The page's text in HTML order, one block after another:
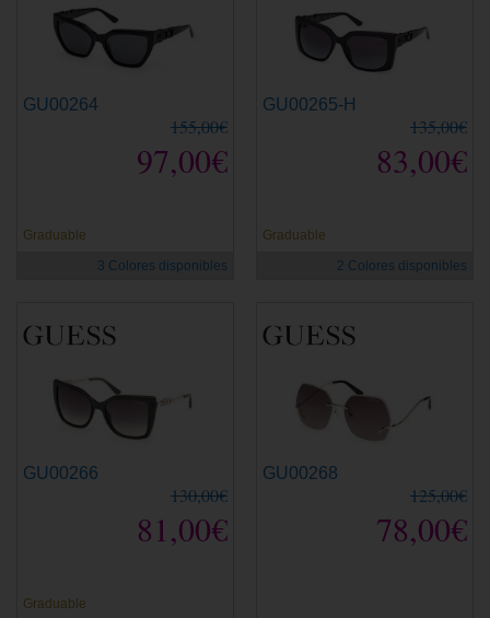
GU00264
155,00€
97,00€
Graduable
3 Colores disponibles
GU00265-H
135,00€
83,00€
Graduable
2 Colores disponibles
GU00266
130,00€
81,00€
Graduable
GU00268
125,00€
78,00€